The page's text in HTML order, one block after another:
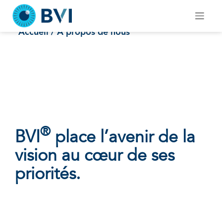
contentA propos de nous
Accueil / A propos de nous
BVI®place l’avenir de la
vision au cœur de ses
priorités.